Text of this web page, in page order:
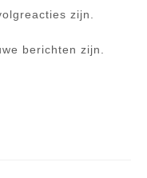
zijn.
berichten zijn.